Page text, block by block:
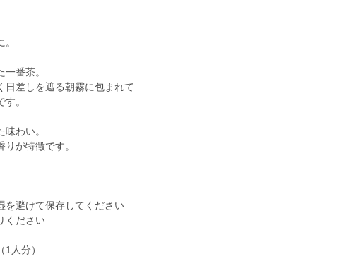
番茶。
日差しを遮る朝霧に包まれて
。
わい。
が特徴です。
を避けて保存してください
ください
1人分）